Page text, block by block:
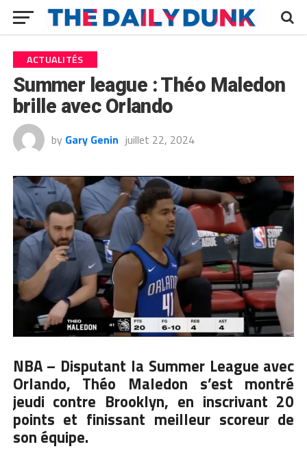
ACTUALITÉS
Summer league : Théo Maledon
brille avec Orlando
by Gary Genin juillet 22, 2024
NBA – Disputant la Summer League avec
Orlando, Théo Maledon s’est montré
jeudi contre Brooklyn, en inscrivant 20
points et finissant meilleur scoreur de
son équipe.